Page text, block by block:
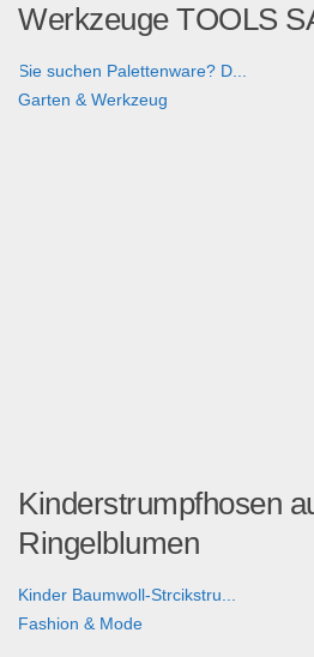
Werkzeuge TOOLS
Sie suchen Palettenware? D...
Garten & Werkzeug
Kinderstrumpfhosen
Ringelblumen
Kinder Baumwoll-Strcikstru...
Fashion & Mode